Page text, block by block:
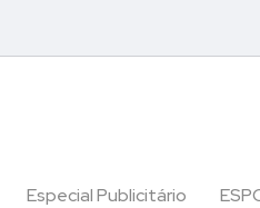
Especial Publicitário